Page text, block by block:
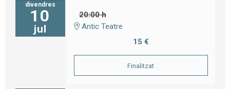
divendres
10
jul
20:00 h
Antic Teatre
15 €
Finalitzat